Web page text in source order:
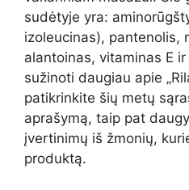
sudėtyje yra:
izoleucinas), pantenolis,
alantoinas, vitaminas E
sužinoti daugiau apie
patikrinkite šių metų
aprašymą, taip pat
įvertinimų iš žmonių,
produktą.